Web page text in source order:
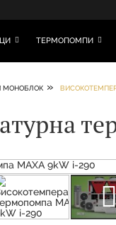
ТЕРМОПОМПИ
МОНОБЛОК »